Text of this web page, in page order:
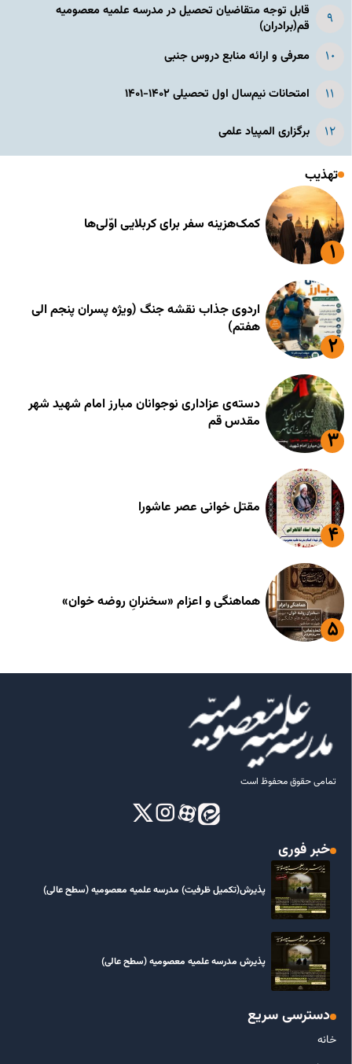
قابل توجه متقاضیان تحصیل در مدرسه علمیه معصومیه
قم(برادران)
معرفی و ارائه منابع دروس جنبی
امتحانات نیم‌سال اول تحصیلی ۱۴۰۲-۱۴۰۱
برگزاری المپیاد علمی
تهذیب
کمک‌هزینه سفر برای کربلایی اوّلی‌ها
اردوی جذاب نقشه جنگ (ویژه پسران پنجم الی
هفتم)
دسته‌ی عزاداری نوجوانان مبارز امام شهید شهر
مقدس قم
مقتل خوانی عصر عاشورا
هماهنگی و اعزام «سخنرانِ روضه خوان»
تمامی حقوق محفوظ است
خبر فوری
پذیرش(تکمیل ظرفیت) مدرسه علمیه معصومیه‌ (سطح عالی)
پذیرش مدرسه علمیه معصومیه‌ (سطح عالی)
دسترسی سریع
خانه